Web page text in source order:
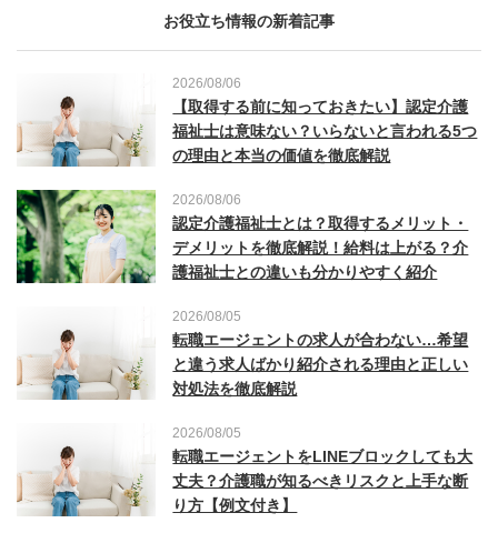
お役立ち情報の新着記事
2026/08/06
【取得する前に知っておきたい】認定介護
福祉士は意味ない？いらないと言われる5つ
の理由と本当の価値を徹底解説
2026/08/06
認定介護福祉士とは？取得するメリット・
デメリットを徹底解説！給料は上がる？介
護福祉士との違いも分かりやすく紹介
2026/08/05
転職エージェントの求人が合わない…希望
と違う求人ばかり紹介される理由と正しい
対処法を徹底解説
2026/08/05
転職エージェントをLINEブロックしても大
丈夫？介護職が知るべきリスクと上手な断
り方【例文付き】